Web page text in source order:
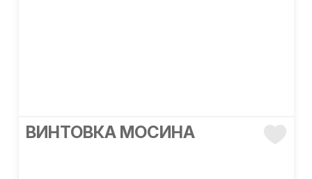
ВИНТОВКА МОСИНА